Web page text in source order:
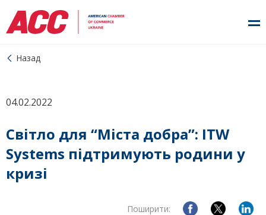
Назад
04.02.2022
Світло для “Міста добра”: ITW
Systems підтримують родини у
кризі
Поширити: